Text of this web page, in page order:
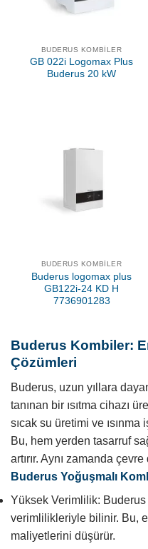
BUDERUS KOMBILER
GB 022i Logomax Plus
Buderus 20 kW
BUDERUS KOMBILER
Buderus logomax plus
GB122i-24 KD H
7736901283
Buderus Kombiler:
Çözümleri
Buderus, uzun yıllara
tanınan bir ısıtma cihazı
sıcak su üretimi ve
Bu, hem yerden tasarruf
artırır. Aynı zamanda
Buderus Yoğuşmalı
Yüksek Verimlilik:
verimlilikleriyle bilinir. Bu,
maliyetlerini düşürür.